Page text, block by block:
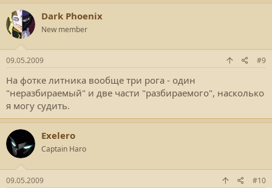
Dark Phoenix
New member
09.05.2009 #9
На фотке литника вообще три рога - один
"неразбираемый" и две части "разбираемого", насколько
я могу судить.
Exelero
Captain Haro
09.05.2009 #10